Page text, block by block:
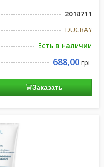
2018711
DUCRAY
Есть в наличии
688,00 грн
Заказать